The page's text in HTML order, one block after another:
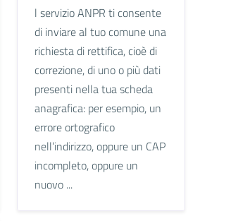
l servizio ANPR ti consente
di inviare al tuo comune una
richiesta di rettifica, cioè di
correzione, di uno o più dati
presenti nella tua scheda
anagrafica: per esempio, un
errore ortografico
nell’indirizzo, oppure un CAP
incompleto, oppure un
nuovo ...